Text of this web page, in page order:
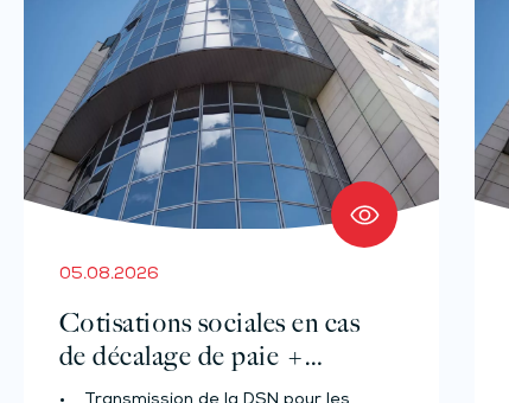
05.08.2026
Cotisations sociales en cas
de décalage de paie +
Prélèvement à la source des